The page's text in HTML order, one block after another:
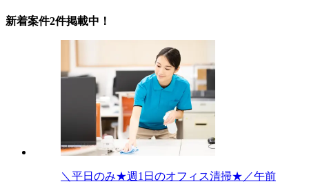
新着案件2件掲載中！
＼平日のみ★週1日のオフィス清掃★／午前